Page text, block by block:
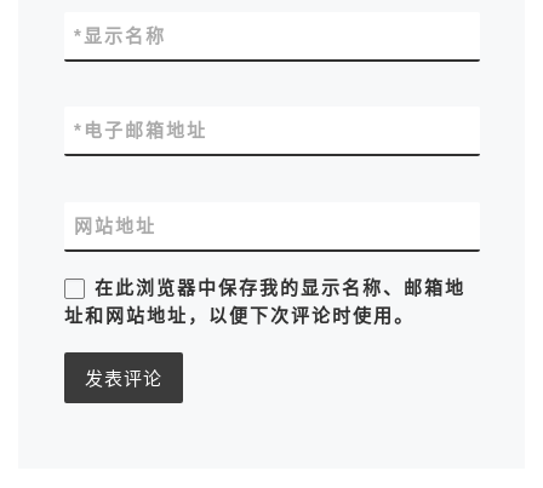
显示名称
*
电子邮箱地址
*
网站地址
在此浏览器中保存我的显示名称、邮箱地
址和网站地址，以便下次评论时使用。